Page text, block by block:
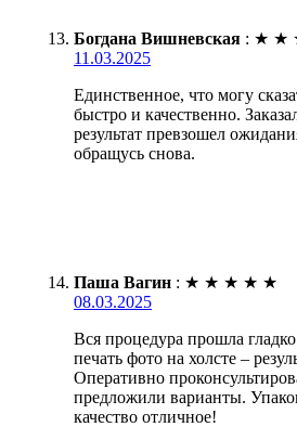
Богдана Вишневская : ★ ★
11.03.2025
Единственное, что могу
быстро и качественно.
результат превзошел
обращусь снова.
Паша Вагин : ★ ★ ★ ★ ★
08.03.2025
Вся процедура прошла
печать фото на холсте –
Оперативно
предложили варианты.
качество отличное!